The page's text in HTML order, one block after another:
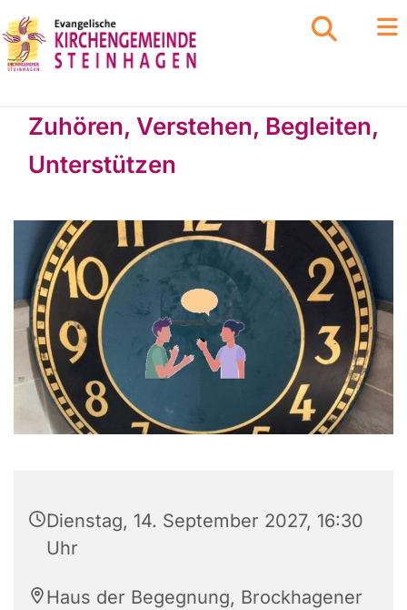
Zuhören, Verstehen, Begleiten,
Unterstützen
Dienstag, 14. September 2027, 16:30
Uhr
Haus der Begegnung, Brockhagener